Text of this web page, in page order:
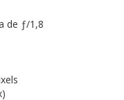
de ƒ/1,8